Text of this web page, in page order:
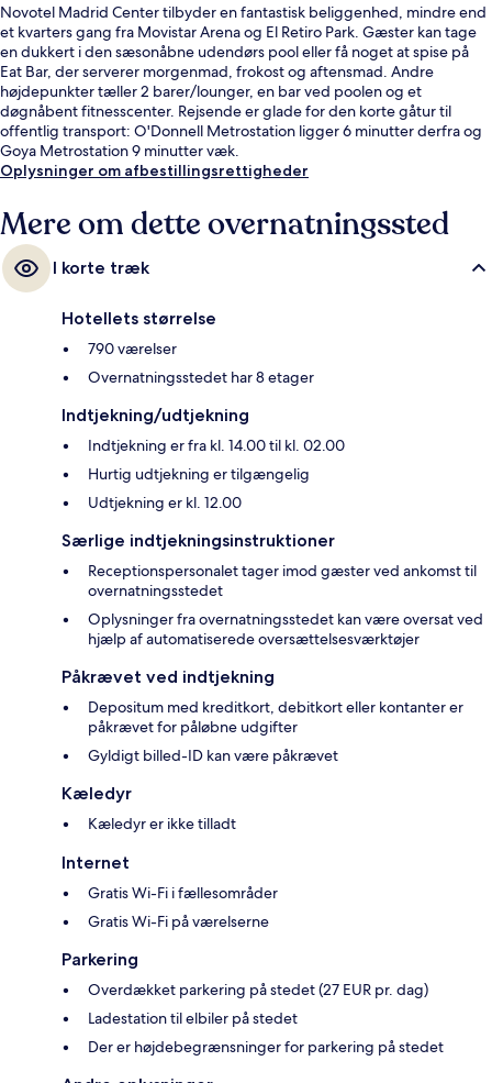
Novotel Madrid Center tilbyder en fantastisk beliggenhed, mindre end
et kvarters gang fra Movistar Arena og El Retiro Park. Gæster kan tage
en dukkert i den sæsonåbne udendørs pool eller få noget at spise på
Eat Bar, der serverer morgenmad, frokost og aftensmad. Andre
højdepunkter tæller 2 barer/lounger, en bar ved poolen og et
døgnåbent fitnesscenter. Rejsende er glade for den korte gåtur til
offentlig transport: O'Donnell Metrostation ligger 6 minutter derfra og
Goya Metrostation 9 minutter væk.
Oplysninger om afbestillingsrettigheder
Mere om dette overnatningssted
I korte træk
Hotellets størrelse
790 værelser
Overnatningsstedet har 8 etager
Indtjekning/udtjekning
Indtjekning er fra kl. 14.00 til kl. 02.00
Hurtig udtjekning er tilgængelig
Udtjekning er kl. 12.00
Særlige indtjekningsinstruktioner
Receptionspersonalet tager imod gæster ved ankomst til
overnatningsstedet
Oplysninger fra overnatningsstedet kan være oversat ved
hjælp af automatiserede oversættelsesværktøjer
Påkrævet ved indtjekning
Depositum med kreditkort, debitkort eller kontanter er
påkrævet for påløbne udgifter
Gyldigt billed-ID kan være påkrævet
Kæledyr
Kæledyr er ikke tilladt
Internet
Gratis Wi-Fi i fællesområder
Gratis Wi-Fi på værelserne
Parkering
Overdækket parkering på stedet (27 EUR pr. dag)
Ladestation til elbiler på stedet
Der er højdebegrænsninger for parkering på stedet